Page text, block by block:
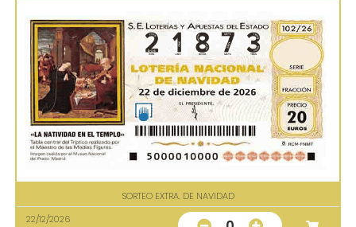
SORTEO EXTRA. DE NAVIDAD
22/12/2026